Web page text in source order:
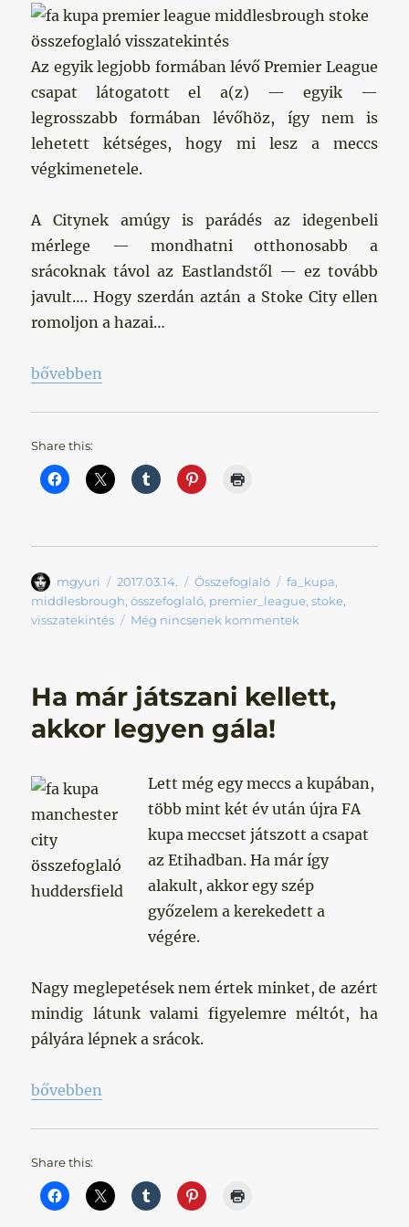
Az egyik legjobb formában lévő Premier League
csapat látogatott el a(z) — egyik —
legrosszabb formában lévőhöz, így nem is
lehetett kétséges, hogy mi lesz a meccs
végkimenetele.
A Citynek amúgy is parádés az idegenbeli
mérlege — mondhatni otthonosabb a
srácoknak távol az Eastlandstől — ez tovább
javult…. Hogy szerdán aztán a Stoke City ellen
romoljon a hazai…
„Idegenben otthonosabb”
bővebben
Share this:
Szerző
mgyuri Közzétéve
2017.03.14. Kategória
Összefoglaló Címke
fa_kupa,
middlesbrough,összefoglaló, premier_league,stoke,
visszatekintés
Még nincsenek kommentek
Ha már játszani kellett,
akkor legyen gála!
Lett még egy meccs a kupában,
több mint két év után újra FA
kupa meccset játszott a csapat
az Etihadban. Ha már így
alakult, akkor egy szép
győzelem a kerekedett a
végére.
Nagy meglepetések nem értek minket, de azért
mindig látunk valami figyelemre méltót, ha
pályára lépnek a srácok.
„Ha már játszani kellett, akkor legyen gála!”
bővebben
Share this: